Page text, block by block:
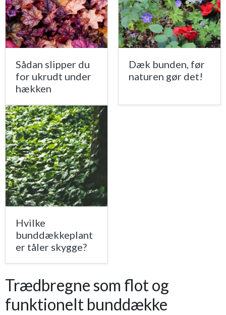
Sådan slipper du
for ukrudt under
hækken
Dæk bunden, før
naturen gør det!
Hvilke
bunddækkeplant
er tåler skygge?
Trædbregne som flot og
funktionelt bunddække